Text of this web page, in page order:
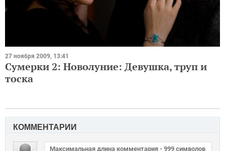
27 ноября 2009, 13:41
Сумерки 2: Новолуние: Девушка, труп и
тоска
КОММЕНТАРИИ